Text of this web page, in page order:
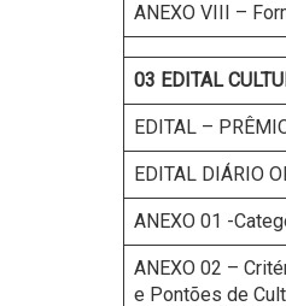
ANEXO VIII –
03 EDITAL
EDITAL –
EDITAL DIÁRIO
ANEXO 01 -
ANEXO 02 –
e Pontões de